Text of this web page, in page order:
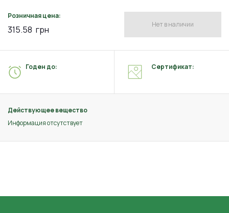
Розничная цена:
315.58 грн Нет в наличии
Действующее вещество
Информация отсутствует
Годен до: Сертификат: